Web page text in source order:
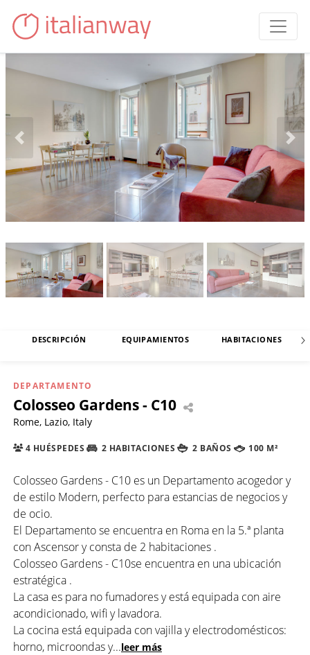
DESCRIPCIÓN EQUIPAMIENTOS HABITACIONES
DEPARTAMENTO
Colosseo Gardens - C10
Rome, Lazio, Italy
4 HUÉSPEDES 2 HABITACIONES 2 BAÑOS 100 M²
Colosseo Gardens - C10 es un Departamento acogedor y
de estilo Modern, perfecto para estancias de negocios y
de ocio.
El Departamento se encuentra en Roma en la 5.ª planta
con Ascensor y consta de 2 habitaciones .
Colosseo Gardens - C10se encuentra en una ubicación
estratégica .
La casa es para no fumadores y está equipada con aire
acondicionado, wifi y lavadora.
La cocina está equipada con vajilla y electrodomésticos:
horno, microondas y...leer más